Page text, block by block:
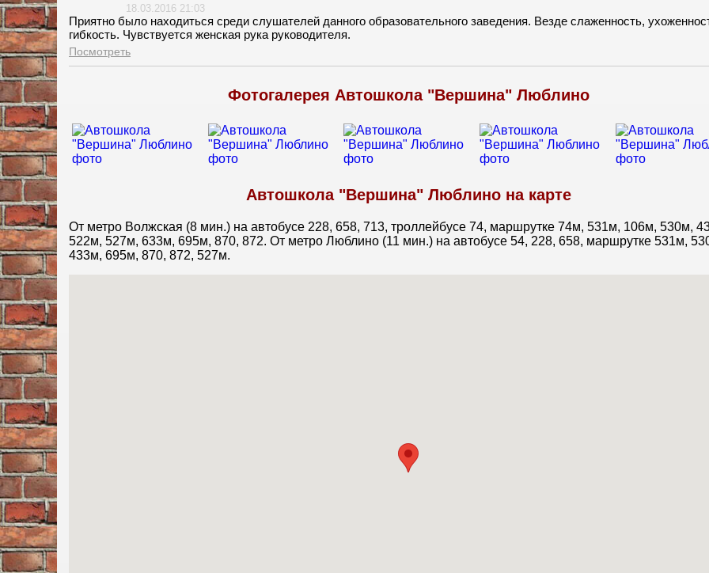
18.03.2016 21:03
Приятно было находиться среди слушателей данного образовательного заведения. Везде слаженность,
гибкость. Чувствуется женская рука руководителя.
Посмотреть
Фотогалерея Автошкола "Вершина" Люблино
Автошкола "Вершина" Люблино на карте
От метро Волжская (8 мин.) на автобусе 228, 658, 713, троллейбусе 74, маршрутке 74м, 531м, 106м, 530м,
522м, 527м, 633м, 695м, 870, 872. От метро Люблино (11 мин.) на автобусе 54, 228, 658, маршрутке 531м,
433м, 695м, 870, 872, 527м.